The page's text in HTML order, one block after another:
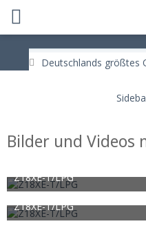
Deutschlands größtes
Bilder und Videos
Z18XE-T/LPG
Silver Arrow
16. Februar 2019
1.437
0 0
Z18XE-T/LPG
Silver Arrow
16. Februar 2019